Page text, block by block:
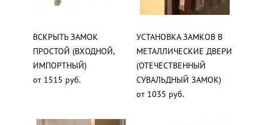
ВСКРЫТЬ ЗАМОК
ПРОСТОЙ (ВХОДНОЙ,
ИМПОРТНЫЙ)
от 1515 руб.
УСТАНОВКА ЗАМКОВ В
МЕТАЛЛИЧЕСКИЕ ДВЕРИ
(ОТЕЧЕСТВЕННЫЙ
СУВАЛЬДНЫЙ ЗАМОК)
от 1035 руб.